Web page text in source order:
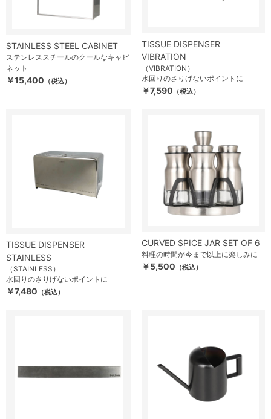
STAINLESS STEEL CABINET
ステンレススチールのクールなキャビ
ネット
￥15,400 （税込）
TISSUE DISPENSER
VIBRATION
（VIBRATION）
水回りのさりげないポイントに
￥7,590 （税込）
TISSUE DISPENSER
STAINLESS
（STAINLESS）
水回りのさりげないポイントに
￥7,480 （税込）
CURVED SPICE JAR SET OF 6
料理の時間が今まで以上に楽しみに
￥5,500 （税込）